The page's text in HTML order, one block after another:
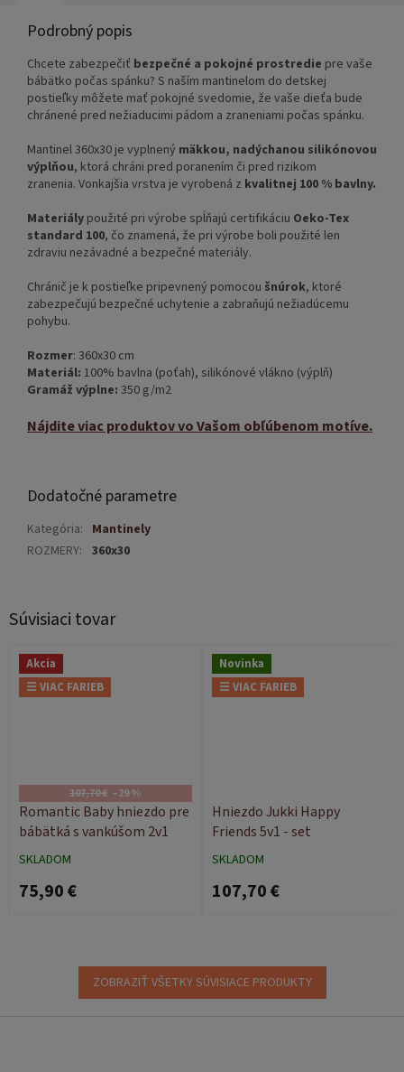
Súvisiaci tovar
Akcia
☰ VIAC FARIEB
107,70 € –29 %
Romantic Baby hniezdo pre
bábätká s vankúšom 2v1
SKLADOM
75,90 €
Novinka
☰ VIAC FARIEB
Hniezdo Jukki Happy
Friends 5v1 - set
SKLADOM
107,70 €
ZOBRAZIŤ VŠETKY SÚVISIACE PRODUKTY
Podrobný popis
Chcete zabezpečiť bezpečné a pokojné prostredie pre vaše
bábätko počas spánku? S naším mantinelom do detskej
postieľky môžete mať pokojné svedomie, že vaše dieťa bude
chránené pred nežiaducimi pádom a zraneniami počas spánku.
Mantinel 360x30 je vyplnený mäkkou, nadýchanou silikónovou
výplňou, ktorá chráni pred poranením či pred rizikom
zranenia. Vonkajšia vrstva je vyrobená z kvalitnej 100 % bavlny.
Materiály použité pri výrobe spĺňajú certifikáciu Oeko-Tex
standard 100, čo znamená, že pri výrobe boli použité len
zdraviu nezávadné a bezpečné materiály.
Chránič je k postieľke pripevnený pomocou šnúrok, ktoré
zabezpečujú bezpečné uchytenie a zabraňujú nežiadúcemu
pohybu.
Rozmer: 360x30 cm
Materiál: 100% bavlna (poťah), silikónové vlákno (výplň)
Gramáž výplne: 350 g/m2
Nájdite viac produktov vo Vašom obľúbenom motíve.
Dodatočné parametre
Kategória: Mantinely
ROZMERY: 360x30